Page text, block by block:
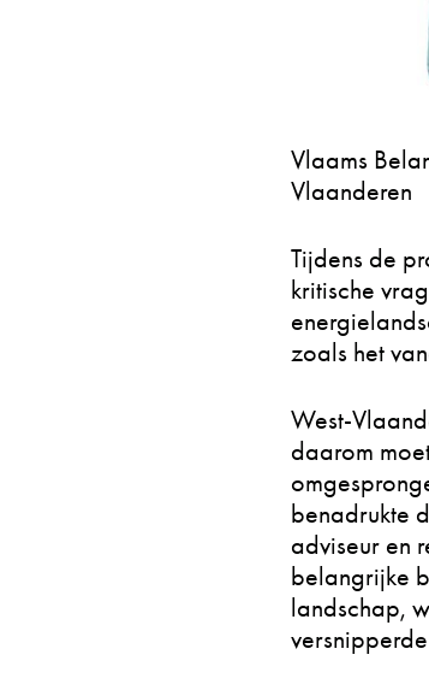
Vlaams
Vlaanderen
Tijdens de
kritische
zoals het
West-
daarom
benadrukte
adviseur en
belangrijke
landschap,